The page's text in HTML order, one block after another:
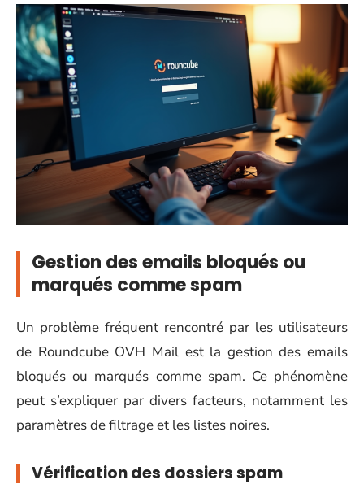
Gestion des emails bloqués ou
marqués comme spam
Un problème fréquent rencontré par les utilisateurs
de Roundcube OVH Mail est la gestion des emails
bloqués ou marqués comme spam. Ce phénomène
peut s’expliquer par divers facteurs, notamment les
paramètres de filtrage et les listes noires.
Vérification des dossiers spam